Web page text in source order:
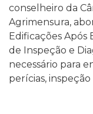
conselheiro da
Agrimensura,
Edificações Após
de Inspeção e
necessário para
perícias,